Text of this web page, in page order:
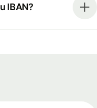
IBAN?